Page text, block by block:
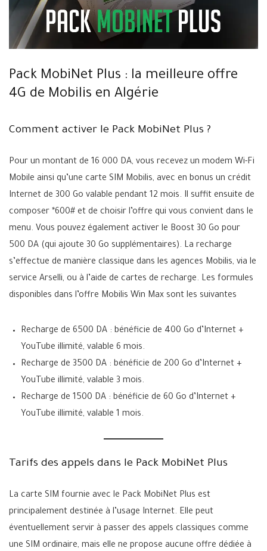
Pack MobiNet Plus : la meilleure offre
4G de Mobilis en Algérie
Comment activer le Pack MobiNet Plus ?
Pour un montant de 16 000 DA, vous recevez un modem Wi-Fi
Mobile ainsi qu’une carte SIM Mobilis, avec en bonus un crédit
Internet de 300 Go valable pendant 12 mois. Il suffit ensuite de
composer *600# et de choisir l’offre qui vous convient dans le
menu. Vous pouvez également activer le Boost 30 Go pour
500 DA (qui ajoute 30 Go supplémentaires). La recharge
s’effectue de manière classique dans les agences Mobilis, via le
service Arselli, ou à l’aide de cartes de recharge. Les formules
disponibles dans l’offre Mobilis Win Max sont les suivantes
Recharge de 6500 DA : bénéficie de 400 Go d’Internet +
YouTube illimité, valable 6 mois.
Recharge de 3500 DA : bénéficie de 200 Go d’Internet +
YouTube illimité, valable 3 mois.
Recharge de 1500 DA : bénéficie de 60 Go d’Internet +
YouTube illimité, valable 1 mois.
Tarifs des appels dans le Pack MobiNet Plus
La carte SIM fournie avec le Pack MobiNet Plus est
principalement destinée à l’usage Internet. Elle peut
éventuellement servir à passer des appels classiques comme
une SIM ordinaire, mais elle ne propose aucune offre dédiée à